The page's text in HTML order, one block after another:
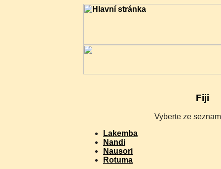
Fiji
Vyberte ze
Lakemba
Nandi
Nausori
Rotuma